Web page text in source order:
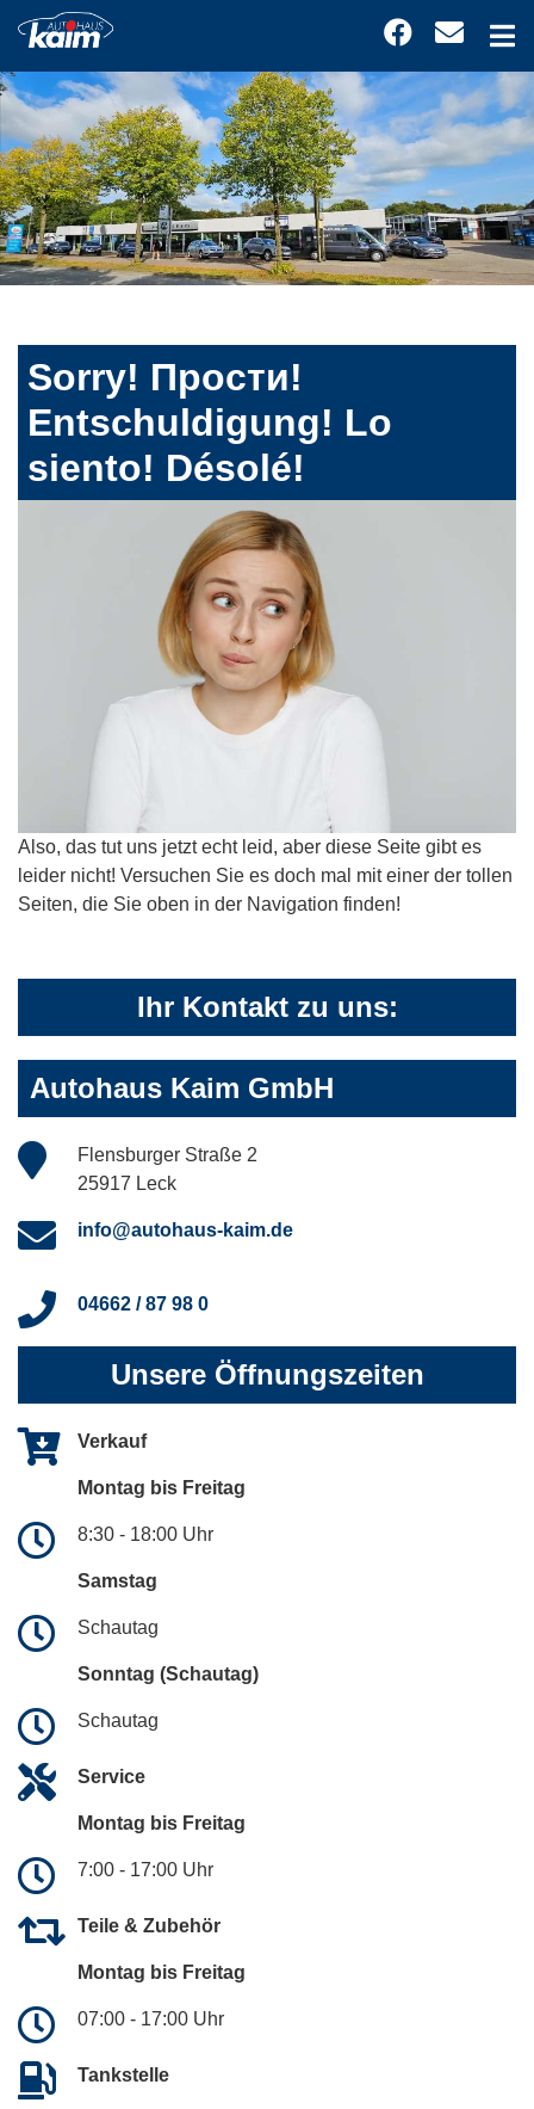
Sorry! Прости!
Entschuldigung! Lo
siento! Désolé!
Also, das tut uns jetzt echt leid, aber diese Seite gibt es
leider nicht! Versuchen Sie es doch mal mit einer der tollen
Seiten, die Sie oben in der Navigation finden!
Ihr Kontakt zu uns:
Autohaus Kaim GmbH
Flensburger Straße 2
25917 Leck
info@autohaus-kaim.de
04662 / 87 98 0
Unsere Öffnungszeiten
Verkauf
Montag bis Freitag
8:30 - 18:00 Uhr
Samstag
Schautag
Sonntag (Schautag)
Schautag
Service
Montag bis Freitag
7:00 - 17:00 Uhr
Teile & Zubehör
Montag bis Freitag
07:00 - 17:00 Uhr
Tankstelle